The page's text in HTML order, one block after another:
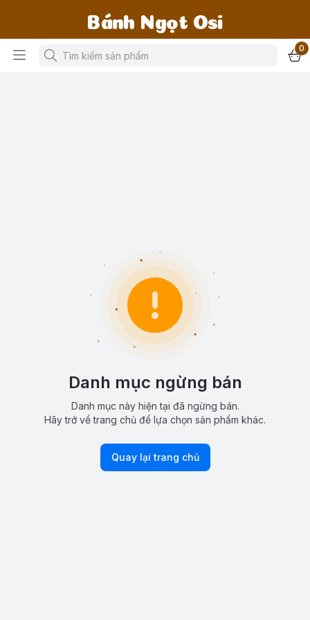
Bánh Ngọt Osi
0
Danh mục ngừng bán
Danh mục này hiện tại đã ngừng bán.
Hãy trở về trang chủ để lựa chọn sản phẩm khác.
Quay lại trang chủ